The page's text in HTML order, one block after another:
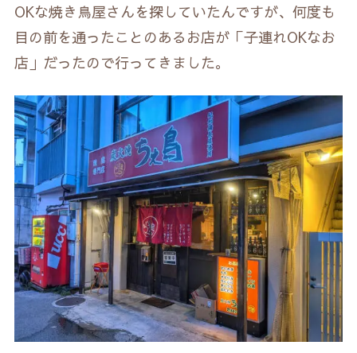
OKな焼き鳥屋さんを探していたんですが、何度も
目の前を通ったことのあるお店が「子連れOKなお
店」だったので行ってきました。